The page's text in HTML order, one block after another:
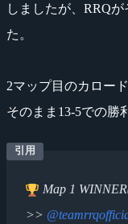
しましたが、RRQ
た。
2マップ目のカロー
そのまま13-5での勝
Map 1
>>